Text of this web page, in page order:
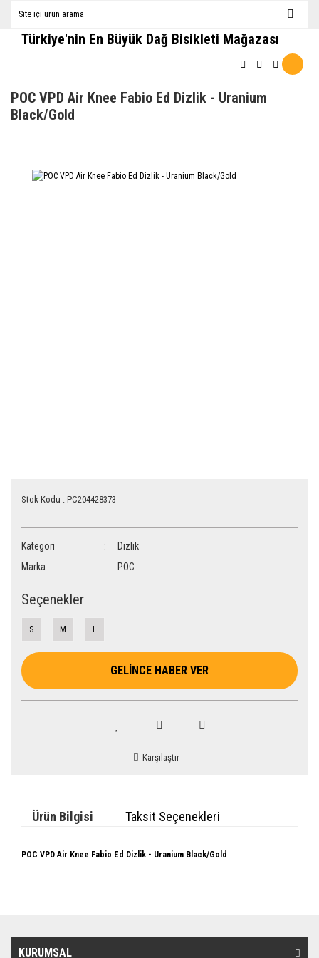
Türkiye'nin En Büyük Dağ Bisikleti Mağazası
POC VPD Air Knee Fabio Ed Dizlik - Uranium
Black/Gold
Stok Kodu : PC204428373
Kategori
Dizlik
Marka
POC
Seçenekler
S M L
GELİNCE HABER VER
Karşılaştır
Ürün Bilgisi Taksit Seçenekleri
POC VPD Air Knee Fabio Ed Dizlik - Uranium Black/Gold
KURUMSAL